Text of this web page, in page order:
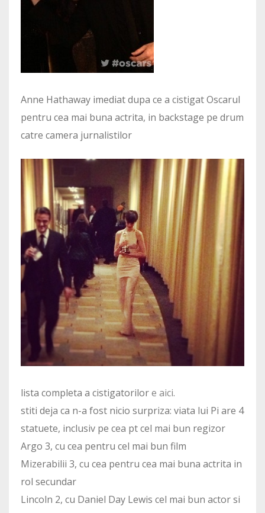
Anne Hathaway imediat dupa ce a cistigat Oscarul
pentru cea mai buna actrita, in backstage pe drum
catre camera jurnalistilor
lista completa a cistigatorilore aici.
stiti deja ca n-a fost nicio surpriza: viata lui Pi are 4
statuete, inclusiv pe cea pt cel mai bun regizor
Argo 3, cu cea pentru cel mai bun film
Mizerabilii 3, cu cea pentru cea mai buna actrita in
rol secundar
Lincoln 2, cu Daniel Day Lewis cel mai bun actor si